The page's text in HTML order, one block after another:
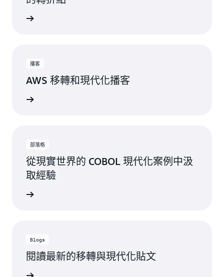
播客
AWS 移轉和現代化播客
部落格
從現實世界的 COBOL 現代化案例中汲
取經驗
Blogs
閱讀最新的移轉與現代化貼文